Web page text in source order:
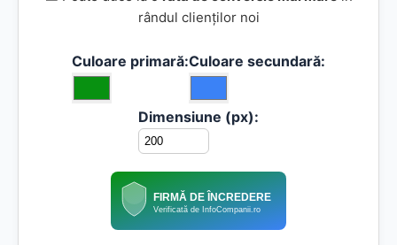
rândul clienților noi
Culoare primară:Culoare secundară:
Dimensiune (px):
FIRMĂ DE ÎNCREDERE
Verificată de InfoCompanii.ro